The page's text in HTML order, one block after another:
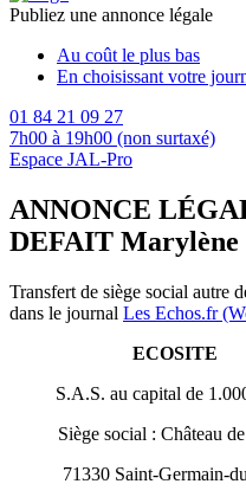
Publiez une annonce légale
Au coût le plus bas
En choisissant votre
01 84 21 09 27
7h00 à 19h00 (non surtaxé)
Espace JAL-Pro
ANNONCE
DEFAIT Marylène
Transfert de siège social autre
dans le journal Les Echos.fr
ECOSITE
S.A.S. au capital de
Siège social : Château
71330 Saint-Germain-